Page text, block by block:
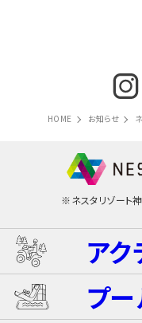
HOME お知らせ
※ネスタリゾート
アク
ネスタ･バギ
プ